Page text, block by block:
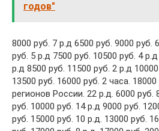
годов"
8000 руб. 7 р.д 6500 руб. 9000 руб.
руб. 5 р.д 7500 руб. 10500 руб. 4
р.д 8500 руб. 11500 руб. 2 р.д
13500 руб. 16000 руб. 2 часа.
регионов России. 22 р.д. 6000 руб.
руб. 10000 руб. 14 р.д 9000 руб.
руб. 15000 руб. 10 р.д. 13000 руб.